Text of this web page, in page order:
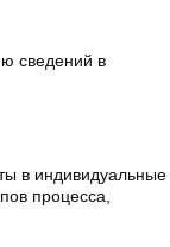
сведений в
в индивидуальные
процесса,